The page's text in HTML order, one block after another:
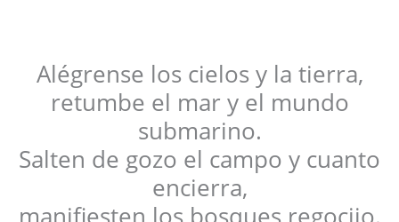
Alégrense los cielos y la tierra,
retumbe el mar y el mundo
submarino.
Salten de gozo el campo y cuanto
encierra,